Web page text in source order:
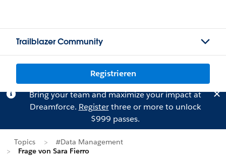
Trailblazer Community
Registrieren
Bring your team and maximize your impact at
Dreamforce. Registerthree or more to unlock
$999 passes.
Topics
#Data Management
Frage von Sara Fierro